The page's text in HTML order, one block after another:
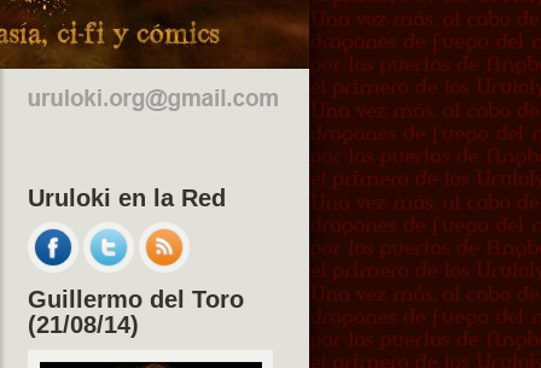
Uruloki en la Red
Guillermo del Toro
(21/08/14)